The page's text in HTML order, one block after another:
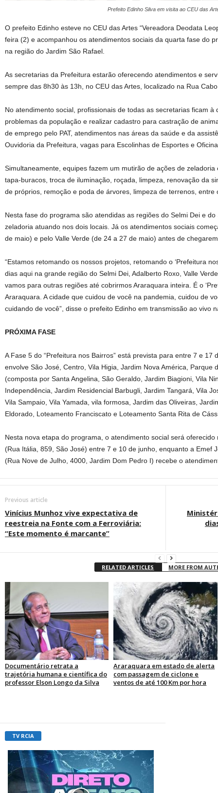
Prefeito Edinho Silva em visita ao CEU das
O prefeito Edinho esteve no CEU das Artes “Vereadora Deodata
feira (2) e acompanhou os atendimentos sociais da quarta fase do
na região do Jardim São Rafael.
As secretarias da Prefeitura estarão oferecendo atendimentos e
sempre das 8h30 às 13h, no CEU das Artes, localizado na Rua
No atendimento social, profissionais de todas as secretarias ficam à
problemas da população e realizar cadastro para castração de
de emprego pelo PAT, atendimentos nas áreas da saúde e da
Ouvidoria da Prefeitura, vagas para Escolinhas de Esportes e
Simultaneamente, equipes fazem um mutirão de ações de
tapa-buracos, troca de iluminação, roçada, limpeza, renovação da
de próprios, remoção e poda de árvores, limpeza de terrenos, entre
Nesta fase do programa são atendidas as regiões do Selmi Dei e
zeladoria atuando nos dois locais. Já os atendimentos sociais
de maio) e pelo Valle Verde (de 24 a 27 de maio) antes de
“Estamos retomando os nossos projetos, retomando o ‘Prefeitura
dias aqui na grande região do Selmi Dei, Adalberto Roxo, Valle
vamos para outras regiões até cobrirmos Araraquara inteira. É o
Araraquara. A cidade que cuidou de você na pandemia, cuidou de
cuidando de você”, disse o prefeito Edinho em transmissão ao vivo
PRÓXIMA FASE
A Fase 5 do “Prefeitura nos Bairros” está prevista para entre 7 e 17
envolve São José, Centro, Vila Higia, Jardim Nova América, Parque
(composta por Santa Angelina, São Geraldo, Jardim Biagioni, Vila
Independência, Jardim Residencial Barbugli, Jardim Tangará, Vila
Vila Sampaio, Vila Yamada, vila formosa, Jardim das Oliveiras,
Eldorado, Loteamento Franciscato e Loteamento Santa Rita de
Nesta nova etapa do programa, o atendimento social será
(Rua Itália, 859, São José) entre 7 e 10 de junho, enquanto a Emef
(Rua Nove de Julho, 4000, Jardim Dom Pedro I) recebe o
Previous article
Vinícius Munhoz vive expectativa de
reestreia na Fonte com a Ferroviária:
“Este momento é marcante”
RELATED ARTICLES MORE FROM
Documentário retrata a
trajetória humana e científica do
professor Elson Longo da Silva
Araraquara em estado de alerta
com passagem de ciclone e
ventos de até 100 Km por hora
TV RCIA